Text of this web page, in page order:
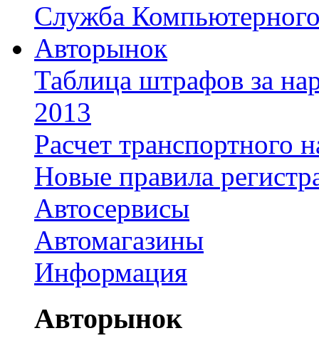
Служба
Авторынок
Таблица штрафов за
2013
Расчет транспортного
Новые правила
Автосервисы
Автомагазины
Информация
Авторынок